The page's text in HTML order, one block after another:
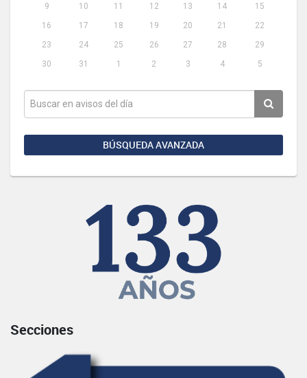
9
10 11 12 13 14
15
16
17 18 19 20 21
22
23
24 25 26 27 28
29
30
31 1 2 3 4 5
BÚSQUEDA AVANZADA
Secciones